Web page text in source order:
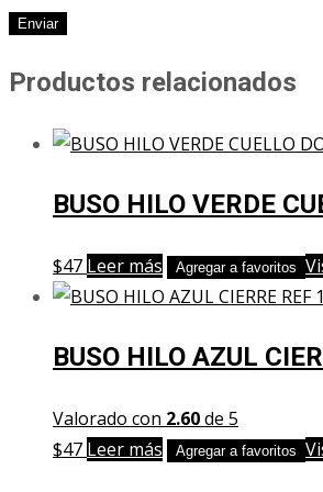
Productos relacionados
BUSO HILO VERDE
$47 Leer más Agregar a favoritos
BUSO HILO AZUL
Valorado con 2.60de 5
$47 Leer más Agregar a favoritos